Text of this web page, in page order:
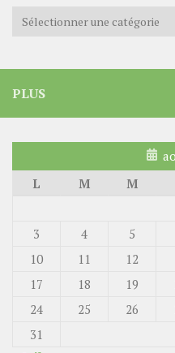
Catégories
PLUS
L
M M
3
4 5
10
11 12
17
18 19
24
25 26
31